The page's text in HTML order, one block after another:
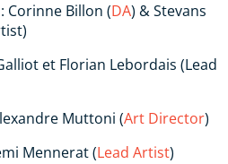
: Corinne Billon (DA) & Stevans
et Florian Lebordais (Lead
Muttoni (Art Director)
Mennerat (Lead Artist)